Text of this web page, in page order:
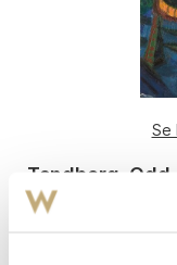
Se
Tandberg, Odd
Sittende